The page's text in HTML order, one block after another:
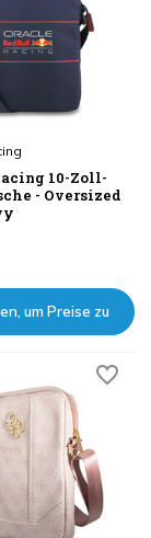
10-Zoll-
- Oversized
um Preise zu